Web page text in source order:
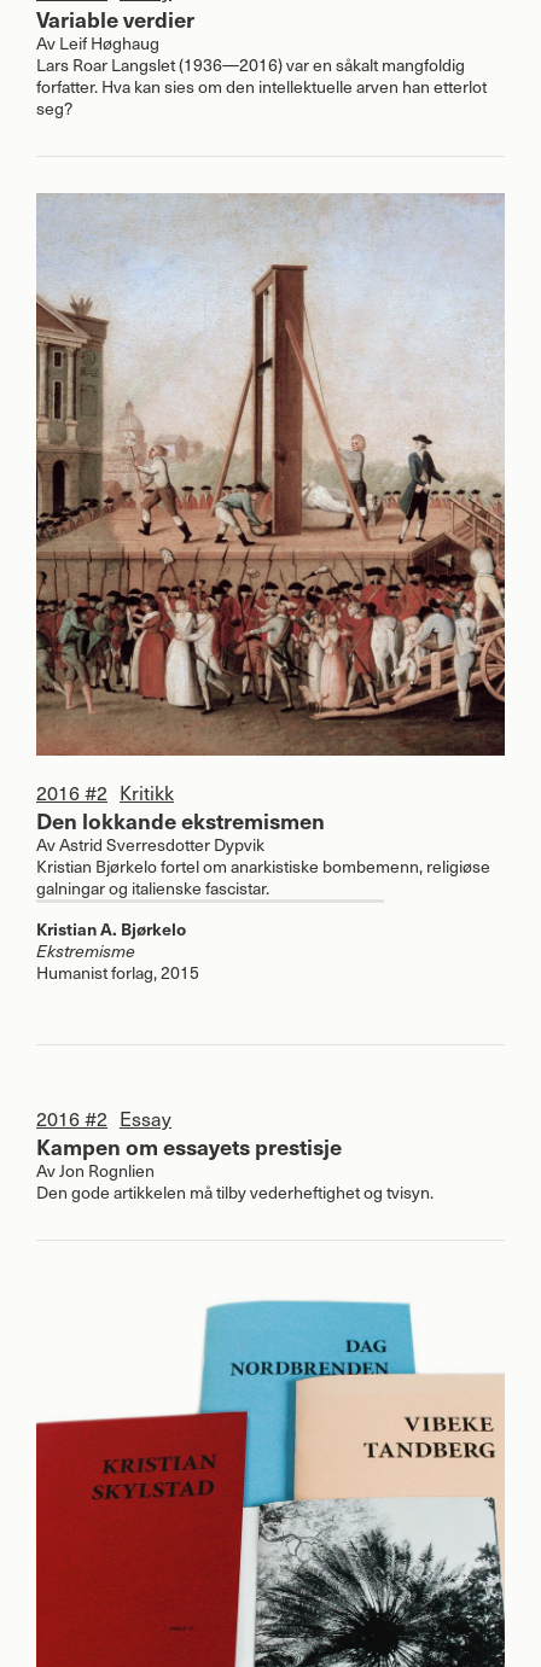
Variable verdier
Av Leif Høghaug
Lars Roar Langslet (1936—2016) var en såkalt mangfoldig
forfatter. Hva kan sies om den intellektuelle arven han etterlot
seg?
2016 #2 Kritikk
Den lokkande ekstremismen
AvAstrid Sverresdotter Dypvik
Kristian Bjørkelo fortel om anarkistiske bombemenn, religiøse
galningar og italienske fascistar.
Kristian A. Bjørkelo
Ekstremisme
Humanist forlag, 2015
2016 #2 Essay
Kampen om essayets prestisje
AvJon Rognlien
Den gode artikkelen må tilby vederheftighet og tvisyn.